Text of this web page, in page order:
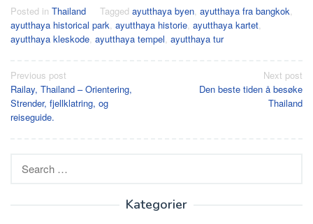
Posted in Thailand Tagged ayutthaya byen, ayutthaya fra bangkok,
ayutthaya historical park, ayutthaya historie, ayutthaya kartet,
ayutthaya kleskode, ayutthaya tempel, ayutthaya tur
Post
navigation
Previous post
Railay, Thailand – Orientering,
Strender, fjellklatring, og
reiseguide.
Next post
Den beste tiden å besøke
Thailand
for:
Kategorier